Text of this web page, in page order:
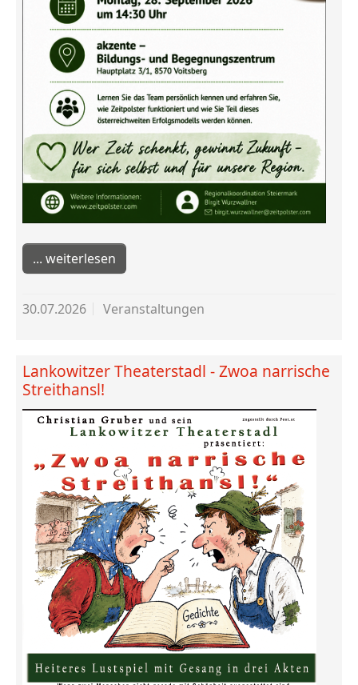
weiterlesen
30.07.2026 Veranstaltungen
Lankowitzer Theaterstadl - Zwoa narrische
Streithansl!